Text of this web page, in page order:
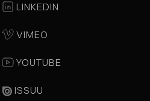
LINKEDIN
VIMEO
YOUTUBE
ISSUU